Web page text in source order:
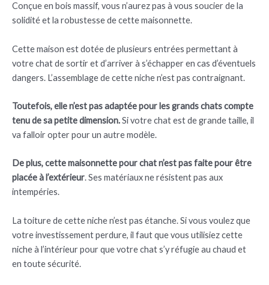
Conçue en bois massif, vous n’aurez pas à vous soucier de la
solidité et la robustesse de cette maisonnette.
Cette maison est dotée de plusieurs entrées permettant à
votre chat de sortir et d’arriver à s’échapper en cas d’éventuels
dangers. L’assemblage de cette niche n’est pas contraignant.
Toutefois, elle n’est pas adaptée pour les grands chats compte
tenu de sa petite dimension.Si votre chat est de grande taille, il
va falloir opter pour un autre modèle.
De plus, cette maisonnette pour chat n’est pas faite pour être
placée à l’extérieur. Ses matériaux ne résistent pas aux
intempéries.
La toiture de cette niche n’est pas étanche. Si vous voulez que
votre investissement perdure, il faut que vous utilisiez cette
niche à l’intérieur pour que votre chat s’y réfugie au chaud et
en toute sécurité.